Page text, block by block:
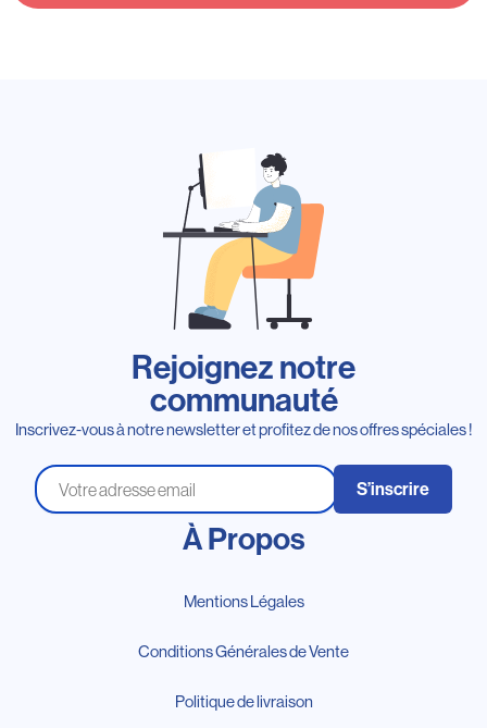
Rejoignez notre
communauté
Inscrivez-vous à notre newsletter et profitez de nos offres spéciales !
S’inscrire
À Propos
Mentions Légales
Conditions Générales de Vente
Politique de livraison